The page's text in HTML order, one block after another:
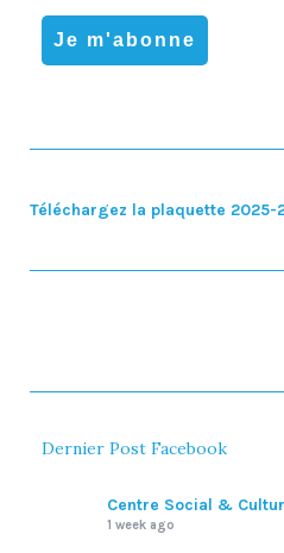
Téléchargez la plaquette 2025-
Dernier Post Facebook
Centre Social &
1 week ago